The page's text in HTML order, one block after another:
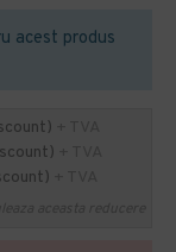
acest produs